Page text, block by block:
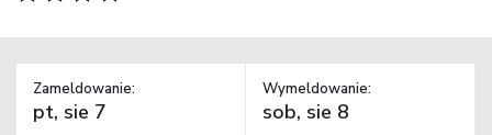
Zameldowanie: Wymeldowanie: